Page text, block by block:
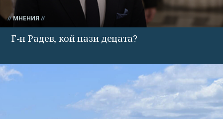
МНЕНИЯ
Г-н Радев, кой пази децата?